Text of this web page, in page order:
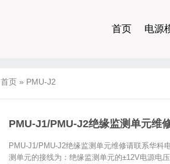
首页 电源
首页 » PMU-J2
PMU-J1/PMU-J2绝缘监测单元维
PMU-J1/PMU-J2绝缘监测单元维修请联系华
测单元的接线为：绝缘监测单元的±12V电源电